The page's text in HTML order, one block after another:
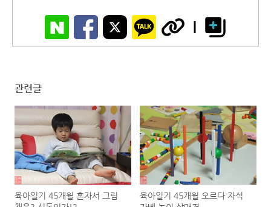
관련글
육아일기 45개월 혼자서 그림
육아일기 45개월 오르다 자석